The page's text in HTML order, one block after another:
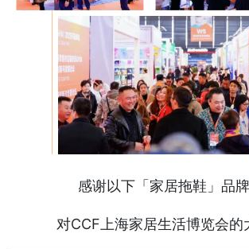
感谢以下「家居拖鞋」品
对CCF上海家居生活博览会的